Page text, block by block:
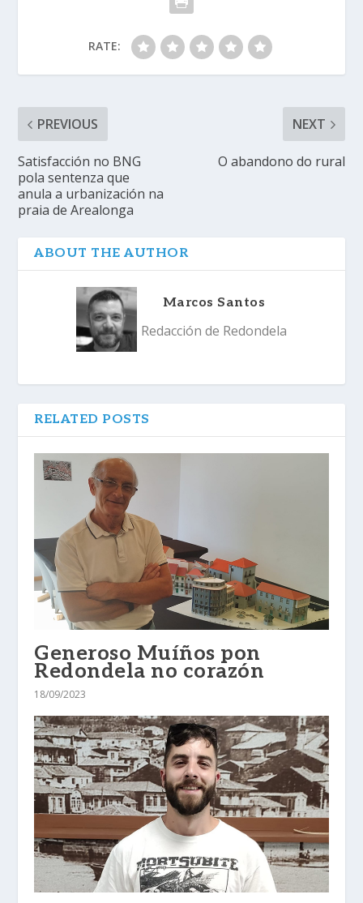
RATE:
PREVIOUS
Satisfacción no BNG
pola sentenza que
anula a urbanización na
praia de Arealonga
NEXT
O abandono do rural
ABOUT THE AUTHOR
Marcos Santos
Redacción de Redondela
RELATED POSTS
Generoso Muíños pon
Redondela no corazón
18/09/2023